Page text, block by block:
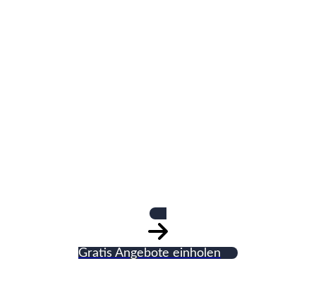
Gratis Angebote einholen